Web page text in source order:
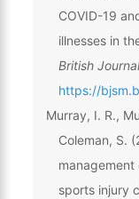
COVID-19
illnesses in
British
https://
Murray, I. R.,
Coleman, S.
management
sports injury